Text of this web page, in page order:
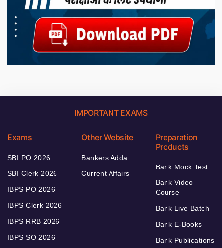
IMPORTANT EXAMS
Exams
SBI PO 2026
SBI Clerk 2026
IBPS PO 2026
IBPS Clerk 2026
IBPS RRB 2026
IBPS SO 2026
Other Website
Bankers Adda
Current Affairs
Preparation
Products
Bank Mock Test
Bank Video
Course
Bank Live Batch
Bank E-Books
Bank Publications